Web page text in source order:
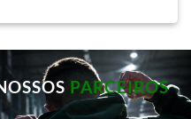
PARCEIROS